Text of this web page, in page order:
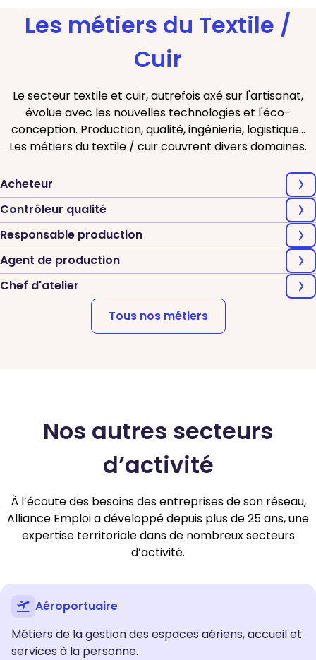
Les métiers du Textile /
Cuir
Le secteur textile et cuir, autrefois axé sur l'artisanat,
évolue avec les nouvelles technologies et l'éco-
conception. Production, qualité, ingénierie, logistique…
Les métiers du textile / cuir couvrent divers domaines.
Acheteur
Contrôleur qualité
Responsable production
Agent de production
Chef d'atelier
Tous nos métiers
Nos autres secteurs
d’activité
À l’écoute des besoins des entreprises de son réseau,
Alliance Emploi a développé depuis plus de 25 ans, une
expertise territoriale dans de nombreux secteurs
d’activité.
Aéroportuaire
Métiers de la gestion des espaces aériens, accueil et
services à la personne.